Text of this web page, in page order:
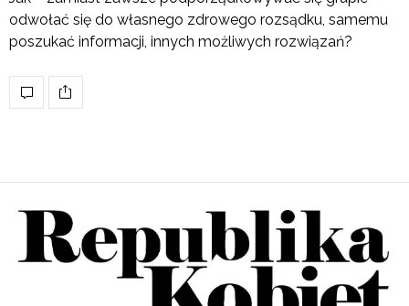
odwołać się do własnego zdrowego rozsądku, samemu
poszukać informacji, innych możliwych rozwiązań?